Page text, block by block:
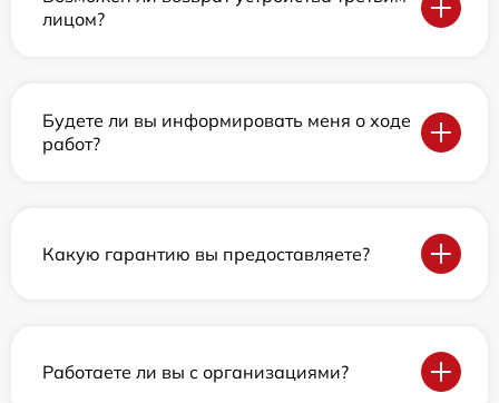
лицом?
Будете ли вы информировать меня о ходе
работ?
Какую гарантию вы предоставляете?
Работаете ли вы с организациями?